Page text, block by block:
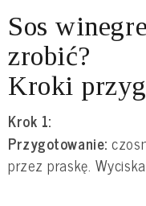
Sos
zrobić?
Kroki
Krok 1:
Przygotowanie:
przez praskę.